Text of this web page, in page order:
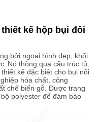
kế hộp bụi đôi
bởi ngoại hình đẹp, khối
Nó thông qua cấu trúc tủ
kế đặc biệt cho bụi nổi
hóa chất, công
chế biến gỗ. Được trang
polyester để đảm bảo